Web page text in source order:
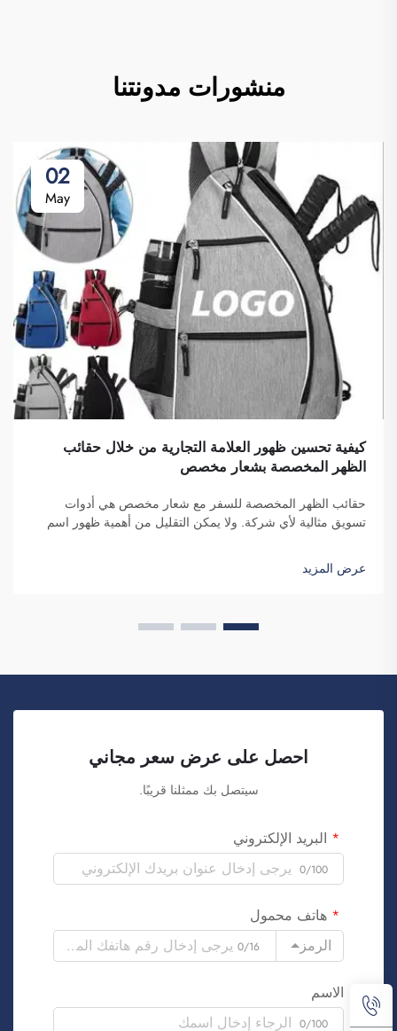
منشورات مدونتنا
02
May
كيفية تحسين ظهور العلامة التجارية من خلال حقائب
الظهر المخصصة بشعار مخصص
حقائب الظهر المخصصة للسفر مع شعار مخصص هي أدوات
تسويق مثالية لأي شركة. ولا يمكن التقليل من أهمية ظهور اسم
الشخص حقيبتك على ظهره...
عرض المزيد
احصل على عرض سعر مجاني
سيتصل بك ممثلنا قريبًا.
البريد الإلكتروني
0/100
هاتف محمول
الرمز
0/16
الاسم
0/100